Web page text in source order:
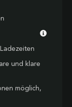
und klare
möglich,